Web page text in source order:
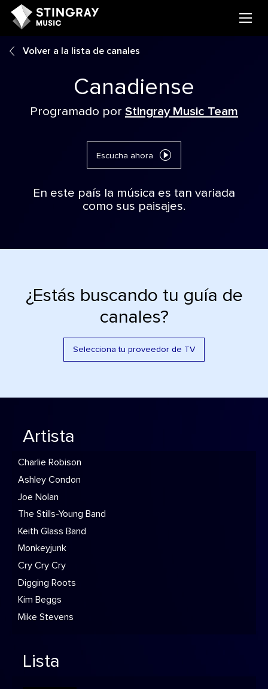
Volver a la lista de canales
Canadiense
Programado por Stingray Music Team
Escucha ahora
En este país la música es tan variada
como sus paisajes.
¿Estás buscando tu guía de
canales?
Selecciona tu proveedor de TV
Artista
Charlie Robison
Ashley Condon
Joe Nolan
The Stills-Young Band
Keith Glass Band
Monkeyjunk
Cry Cry Cry
Digging Roots
Kim Beggs
Mike Stevens
Lista